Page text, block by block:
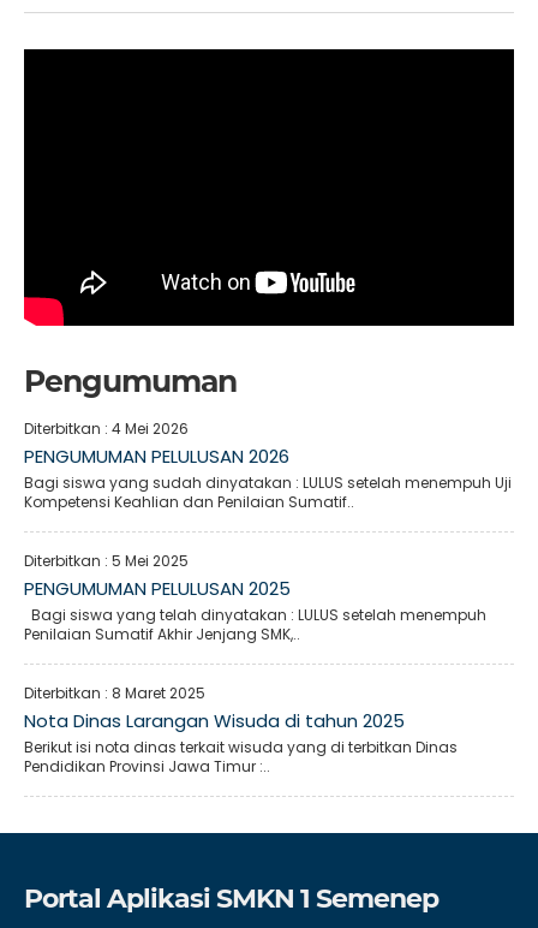
Pengumuman
Diterbitkan : 4 Mei 2026
PENGUMUMAN PELULUSAN 2026
Bagi siswa yang sudah dinyatakan : LULUS setelah menempuh Uji
Kompetensi Keahlian dan Penilaian Sumatif..
Diterbitkan : 5 Mei 2025
PENGUMUMAN PELULUSAN 2025
Bagi siswa yang telah dinyatakan : LULUS setelah menempuh
Penilaian Sumatif Akhir Jenjang SMK,..
Diterbitkan : 8 Maret 2025
Nota Dinas Larangan Wisuda di tahun 2025
Berikut isi nota dinas terkait wisuda yang di terbitkan Dinas
Pendidikan Provinsi Jawa Timur :..
Portal Aplikasi SMKN 1 Semenep